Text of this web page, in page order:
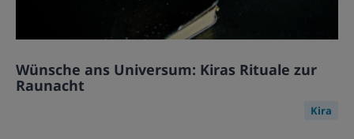
Wünsche ans Universum: Kiras Rituale zur
Raunacht
Kira